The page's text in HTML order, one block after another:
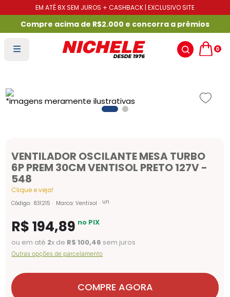
EM ATÉ 8X SEM JUROS + CASHBACK | EXCLUSIVO SITE
Compre acima de R$2.000 e concorra a prêmios
0
VENTILADOR OSCILANTE MESA TURBO
6P PREM 30CM VENTISOL PRETO 127V -
548
Clique e veja!
Código: 831215 Marca:Ventisol un
R$194,89 no PIX
ou em até 2x de R$ 100,46 sem juros
Outras opções de parcelamento
COMPRE AGORA